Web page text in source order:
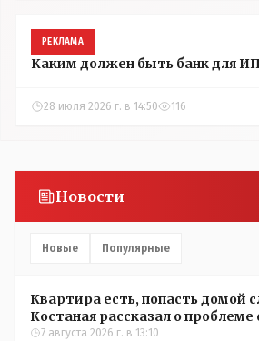
РЕКЛАМА
Каким должен быть банк для
28 июля 2026 г. в 14:50 116
Новости
Новые Популярные
Квартира есть, попасть домой
Костаная рассказал о
7 августа 2026 г. в 13:10